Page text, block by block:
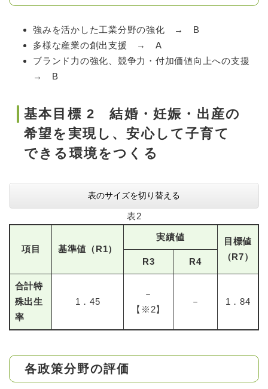
強みを活かした工業分野の強化 → B
多様な産業の創出支援 → A
ブランド力の強化、競争力・付加価値向上への支援
→ B
基本目標 2 結婚・妊娠・出産の
希望を実現し、安心して子育て
できる環境をつくる
表のサイズを切り替える
表2
項目 基準値（R1）
実績値
目標値
（R7）
R3 R4
合計特
殊出生
率
1．45
－
【※2】
－ 1．84
各政策分野の評価